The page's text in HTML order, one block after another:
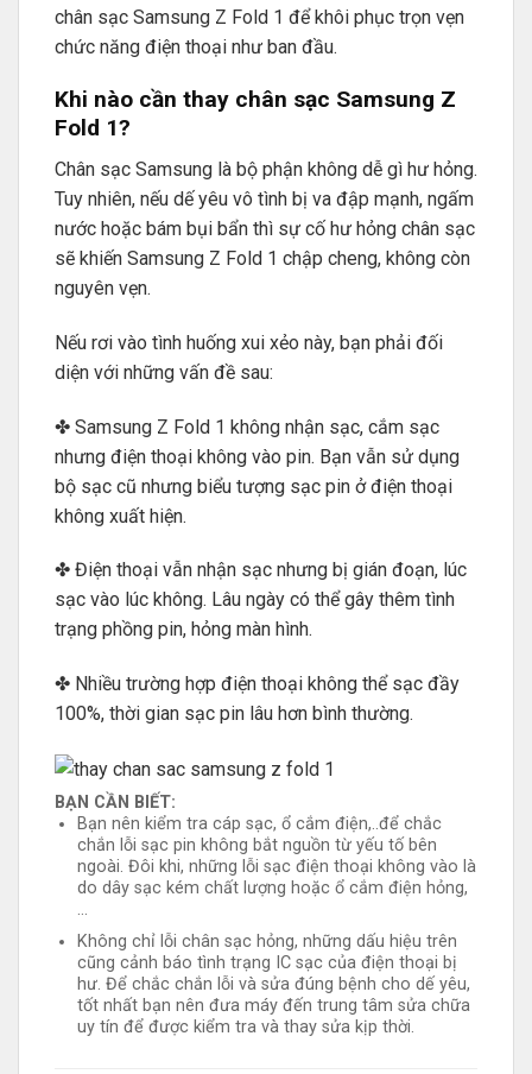
chân sạc Samsung Z Fold 1 để khôi phục trọn vẹn
chức năng điện thoại như ban đầu.
Khi nào cần thay chân sạc Samsung Z
Fold 1?
Chân sạc Samsung là bộ phận không dễ gì hư hỏng.
Tuy nhiên, nếu dế yêu vô tình bị va đập mạnh, ngấm
nước hoặc bám bụi bẩn thì sự cố hư hỏng chân sạc
sẽ khiến Samsung Z Fold 1 chập cheng, không còn
nguyên vẹn.
Nếu rơi vào tình huống xui xẻo này, bạn phải đối
diện với những vấn đề sau:
✤ Samsung Z Fold 1 không nhận sạc, cắm sạc
nhưng điện thoại không vào pin. Bạn vẫn sử dụng
bộ sạc cũ nhưng biểu tượng sạc pin ở điện thoại
không xuất hiện.
✤ Điện thoại vẫn nhận sạc nhưng bị gián đoạn, lúc
sạc vào lúc không. Lâu ngày có thể gây thêm tình
trạng phồng pin, hỏng màn hình.
✤ Nhiều trường hợp điện thoại không thể sạc đầy
100%, thời gian sạc pin lâu hơn bình thường.
BẠN CẦN BIẾT:
Bạn nên kiểm tra cáp sạc, ổ cắm điện,..để chắc
chắn lỗi sạc pin không bắt nguồn từ yếu tố bên
ngoài. Đôi khi, những lỗi sạc điện thoại không vào là
do dây sạc kém chất lượng hoặc ổ cắm điện hỏng,
…
Không chỉ lỗi chân sạc hỏng, những dấu hiệu trên
cũng cảnh báo tình trạng IC sạc của điện thoại bị
hư. Để chắc chắn lỗi và sửa đúng bệnh cho dế yêu,
tốt nhất bạn nên đưa máy đến trung tâm sửa chữa
uy tín để được kiểm tra và thay sửa kịp thời.